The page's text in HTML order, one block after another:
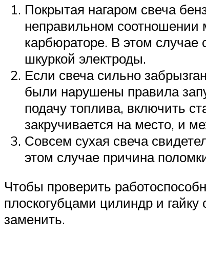
Покрытая нагаром свеча
неправильном соотношении
карбюраторе. В этом случае
шкуркой электроды.
Если свеча сильно
были нарушены правила
подачу топлива, включить
закручивается на место, и
Совсем сухая свеча
этом случае причина
Чтобы проверить
плоскогубцами цилиндр и гайку
заменить.